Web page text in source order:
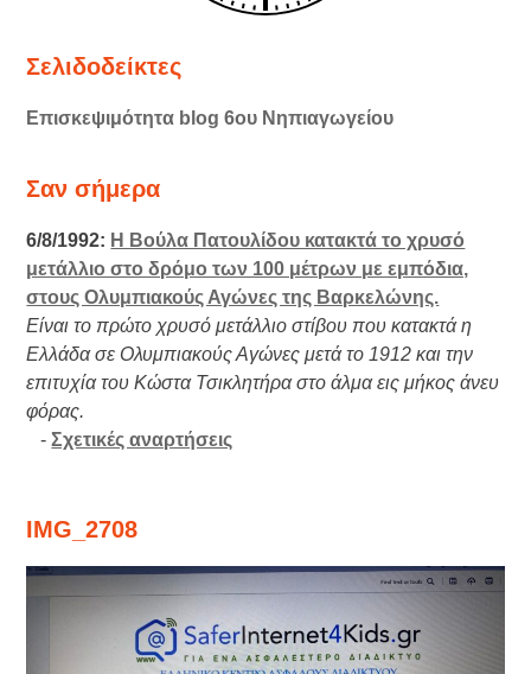
Σελιδοδείκτες
Επισκεψιμότητα blog 6ου Νηπιαγωγείου
Σαν σήμερα
6/8/1992: Η Βούλα Πατουλίδου κατακτά το χρυσό
μετάλλιο στο δρόμο των 100 μέτρων με εμπόδια,
στους Ολυμπιακούς Αγώνες της Βαρκελώνης.
Είναι το πρώτο χρυσό μετάλλιο στίβου που κατακτά η
Ελλάδα σε Ολυμπιακούς Αγώνες μετά το 1912 και την
επιτυχία του Κώστα Τσικλητήρα στο άλμα εις μήκος άνευ
φόρας.
-Σχετικές αναρτήσεις
IMG_2708